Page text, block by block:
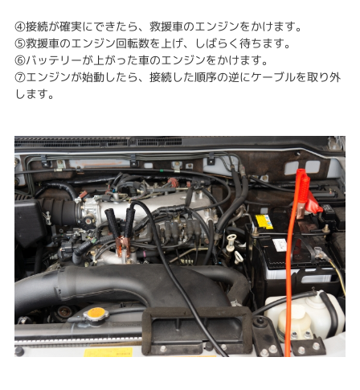
④接続が確実にできたら、救援車のエンジンをかけます。
⑤救援車のエンジン回転数を上げ、しばらく待ちます。
⑥バッテリーが上がった車のエンジンをかけます。
⑦エンジンが始動したら、接続した順序の逆にケーブルを取り外
します。